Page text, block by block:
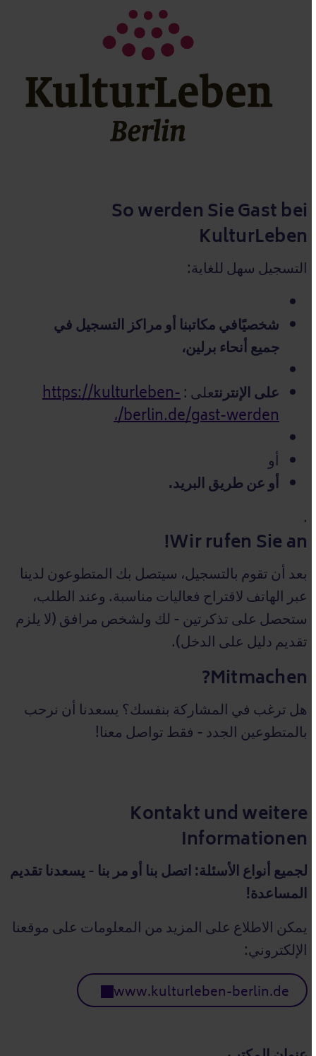
So werden Sie Gast bei
KulturLeben
التسجيل سهل للغاية:
شخصيًافي مكاتبنا أو مراكز التسجيل في
جميع أنحاء برلين،
على الإنترنتعلى :https://kulturleben-
berlin.de/gast-werden/،
أو
أوعن طريق البريد.
Wir rufen Sie an!
بعد أن تقوم بالتسجيل، سيتصل بك المتطوعون لدينا
عبر الهاتف لاقتراح فعاليات مناسبة. وعند الطلب،
ستحصل على تذكرتين - لك ولشخص مرافق (لا يلزم
تقديم دليل على الدخل).
Mitmachen?
هل ترغب في المشاركة بنفسك؟ يسعدنا أن نرحب
بالمتطوعين الجدد - فقط تواصل معنا!
Kontakt und weitere
Informationen
لجميع أنواع الأسئلة:اتصل بنا أو مر بنا - يسعدنا تقديم
المساعدة!
يمكن الاطلاع على المزيد من المعلومات على موقعنا
الإلكتروني:
www.kulturleben-berlin.de